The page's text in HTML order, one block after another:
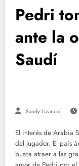
Pedri
ante la
Saudí
Sandy Lizarazo
El interés de Arabia
del jugador. El país
busca atraer a las